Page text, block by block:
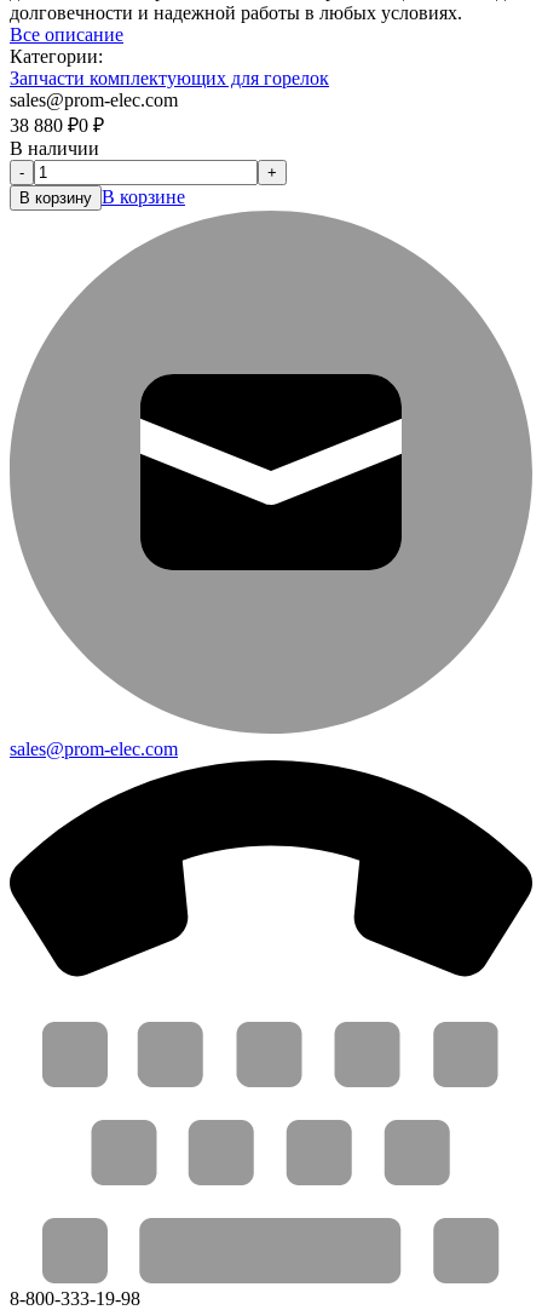
долговечности и надежной работы в любых условиях.
Все описание
Категории:
Запчасти комплектующих для горелок
sales@prom-elec.com
38 880 ₽0 ₽
В наличии
-
+
В корзину В корзине
sales@prom-elec.com
8-800-333-19-98